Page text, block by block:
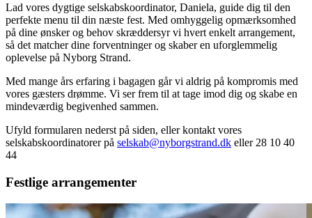
Lad vores dygtige selskabskoordinator, Daniela, guide dig til den
perfekte menu til din næste fest. Med omhyggelig opmærksomhed
på dine ønsker og behov skræddersyr vi hvert enkelt arrangement,
så det matcher dine forventninger og skaber en uforglemmelig
oplevelse på Nyborg Strand.
Med mange års erfaring i bagagen går vi aldrig på kompromis med
vores gæsters drømme. Vi ser frem til at tage imod dig og skabe en
mindeværdig begivenhed sammen.
Ufyld formularen nederst på siden, eller kontakt vores
selskabskoordinatorer på selskab@nyborgstrand.dk eller 28 10 40
44
Festlige arrangementer